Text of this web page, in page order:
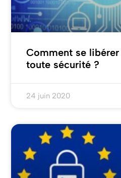
Comment se
toute sécurité ?
24 juin 2020